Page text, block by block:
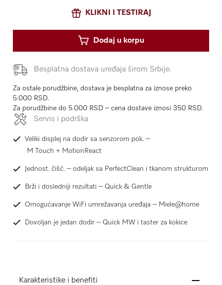
KLIKNI I TESTIRAJ
Dodaj u korpu
Besplatna dostava uređaja širom Srbije.
Za ostale porudžbine, dostava je besplatna za iznose preko
5.000 RSD.
Za porudžbine do 5.000 RSD – cena dostave iznosi 350 RSD.
Servis i podrška
Veliki displej na dodir sa senzorom pok. –
M Touch + MotionReact
Jednost. čišć. – odeljak sa PerfectClean i tkanom strukturom
Brži i dosledniji rezultati – Quick & Gentle
Omogućavanje WiFi umrežavanja uređaja – Miele@home
Dovoljan je jedan dodir – Quick MW i taster za kokice
Karakteristike i benefiti